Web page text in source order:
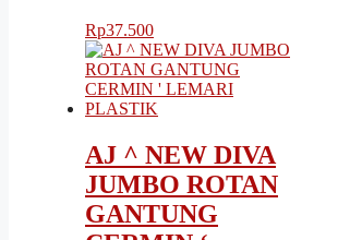
Rp37.500
AJ ^ NEW DIVA
JUMBO ROTAN
GANTUNG